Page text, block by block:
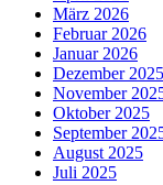
März 2026
Februar 2026
Januar 2026
Dezember 2025
November
Oktober 2025
September
August 2025
Juli 2025